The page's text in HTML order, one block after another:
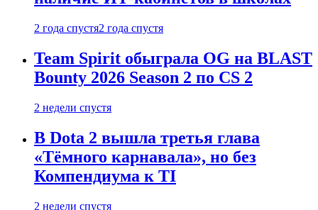
2 года спустя2 года спустя
Team Spirit обыграла OG на BLAST
Bounty 2026 Season 2 по CS 2
2 недели спустя
В Dota 2 вышла третья глава
«Тёмного карнавала», но без
Компендиума к TI
2 недели спустя